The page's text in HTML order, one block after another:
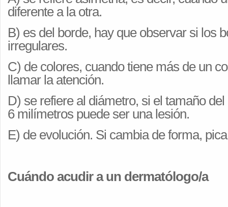
diferente a la otra.
B) es del borde, hay que observar si los
irregulares.
C) de colores, cuando tiene más de un
llamar la atención.
D) se refiere al diámetro, si el tamaño
6 milímetros puede ser una lesión.
E) de evolución. Si cambia de forma,
Cuándo acudir a un dermatólogo/a